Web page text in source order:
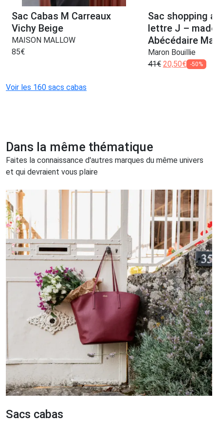
Sac Cabas M Carreaux
Vichy Beige
MAISON MALLOW
85€
Sac shopping
lettre J – made
Abécédaire
Maron Bouillie
41€ 20,50€ -50%
Voir les 160 sacs cabas
Dans la même thématique
Faites la connaissance d'autres marques du même univers
et qui devraient vous plaire
Sacs cabas